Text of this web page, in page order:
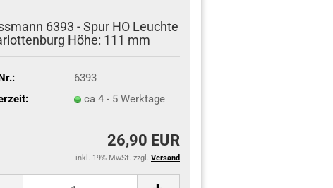
6393 - Spur HO Leuchte
Höhe: 111 mm
6393
ca 4 - 5 Werktage
26,90 EUR
inkl. 19% MwSt. zzgl. Versand